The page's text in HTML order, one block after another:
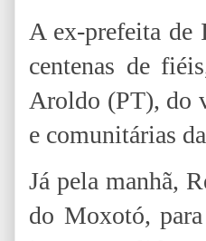
A ex-prefeita de
centenas de
Aroldo (PT), do
e comunitárias
Já pela manhã,
do Moxotó,